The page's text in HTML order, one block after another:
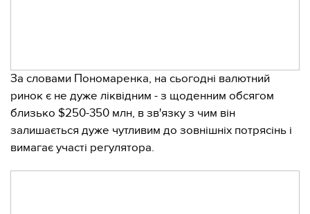
За словами Пономаренка, на сьогодні валютний
ринок є не дуже ліквідним - з щоденним обсягом
близько $250-350 млн, в зв'язку з чим він
залишається дуже чутливим до зовнішніх потрясінь і
вимагає участі регулятора.